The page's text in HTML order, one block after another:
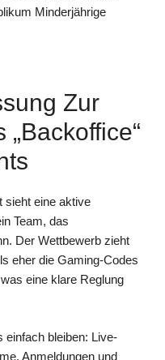
Minderjährige
Zur
sieht eine aktive
Team, das
Der Wettbewerb zieht
eher die Gaming-Codes
eine klare Reglung
einfach bleiben: Live-
Anmeldungen und